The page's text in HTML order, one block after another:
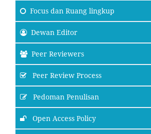
Focus dan Ruang lingkup
Dewan Editor
Peer Reviewers
Peer Review Process
Pedoman Penulisan
Open Access Policy